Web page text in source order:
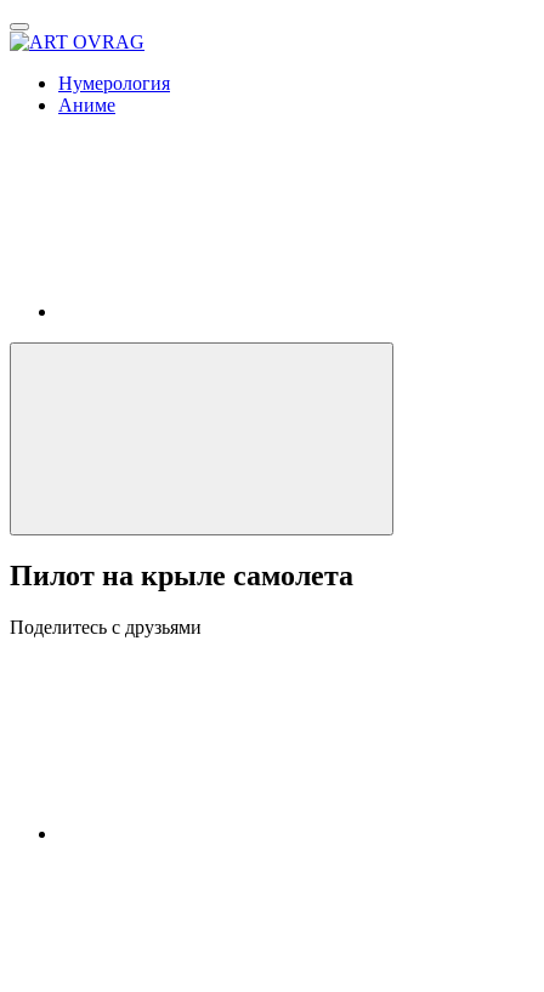
Нумерология
Аниме
Пилот на крыле самолета
Поделитесь с друзьями